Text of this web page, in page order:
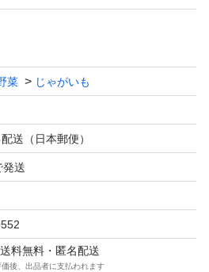
ていませんので
願い致します。
用
菜 じゃがいも
送（日本郵便）
発送
料無料・匿名配送
後、出品者に支払われます